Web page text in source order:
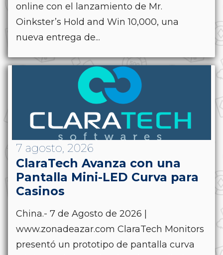
online con el lanzamiento de Mr.
Oinkster’s Hold and Win 10,000, una
nueva entrega de...
7 agosto, 2026
ClaraTech Avanza con una
Pantalla Mini-LED Curva para
Casinos
China.- 7 de Agosto de 2026 |
www.zonadeazar.com ClaraTech Monitors
presentó un prototipo de pantalla curva